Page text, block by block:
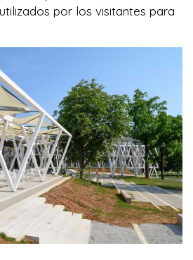
por los visitantes para